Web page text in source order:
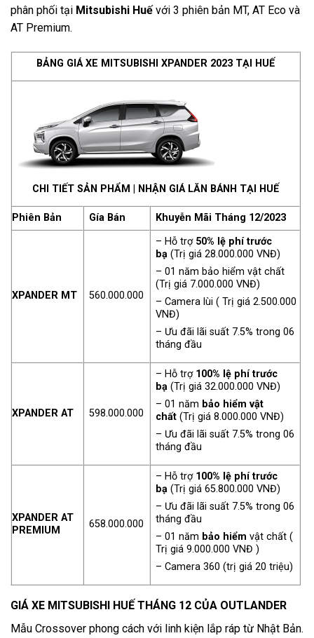
phân phối tại Mitsubishi Huếvới 3 phiên bản MT, AT Eco và
AT Premium.
BẢNG GIÁ XE MITSUBISHI XPANDER 2023 TẠI HUẾ
CHI TIẾT SẢN PHẨM NHẬN GIÁ LĂN BÁNH TẠI HUẾ
Phiên Bản Gía Bán Khuyễn Mãi Tháng 12/2023
XPANDER MT 560.000.000
– Hỗ trợ 50% lệ phí trước
bạ (Trị giá 28.000.000 VNĐ)
– 01 năm bảo hiểm vật chất
(Trị giá 7.000.000 VNĐ)
– Camera lùi ( Trị giá 2.500.000
VNĐ)
– Ưu đãi lãi suất 7.5% trong 06
tháng đầu
XPANDER AT 598.000.000
– Hỗ trợ 100% lệ phí trước
bạ (Trị giá 32.000.000 VNĐ)
– 01 năm bảo hiểm vật
chất (Trị giá 8.000.000 VNĐ)
– Ưu đãi lãi suất 7.5% trong 06
tháng đầu
XPANDER AT
PREMIUM
658.000.000
– Hỗ trợ 100% lệ phí trước
bạ (Trị giá 65.800.000 VNĐ)
– Ưu đãi lãi suất 7.5% trong 06
tháng đầu
– 01 năm bảo hiểm vật chất (
Trị giá 9.000.000 VNĐ )
– Camera 360 (trị giá 20 triệu)
GIÁ XE MITSUBISHI HUẾ THÁNG 12 CỦA OUTLANDER
Mẫu Crossover phong cách với linh kiện lắp ráp từ Nhật Bản.